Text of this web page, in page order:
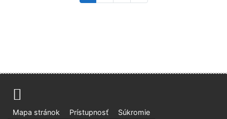
Mapa stránok Prístupnosť Súkromie